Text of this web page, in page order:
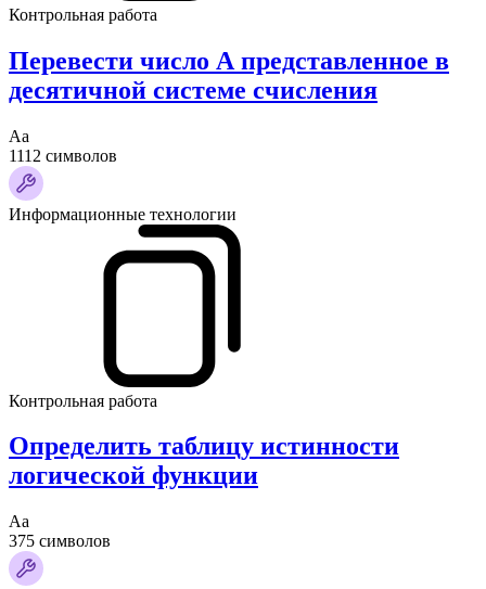
Контрольная работа
Перевести число А представленное в
десятичной системе счисления
Аа
1112 символов
Информационные технологии
Контрольная работа
Определить таблицу истинности
логической функции
Аа
375 символов